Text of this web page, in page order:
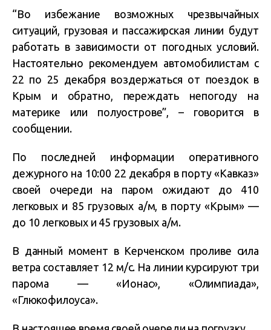
“Во избежание возможных чрезвычайных
ситуаций, грузовая и пассажирская линии будут
работать в зависимости от погодных условий.
Настоятельно рекомендуем автомобилистам с
22 по 25 декабря воздержаться от поездок в
Крым и обратно, переждать непогоду на
материке или полуострове”, – говорится в
сообщении.
По последней информации оперативного
дежурного на 10:00 22 декабря в порту «Кавказ»
своей очереди на паром ожидают до 410
легковых и 85 грузовых а/м, в порту «Крым» —
до 10 легковых и 45 грузовых а/м.
В данный момент в Керченском проливе сила
ветра составляет 12 м/с. На линии курсируют три
парома — «Ионас», «Олимпиада»,
«Глюкофилоуса».